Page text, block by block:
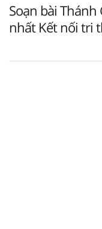
Soạn bài Thánh
nhất Kết nối tri